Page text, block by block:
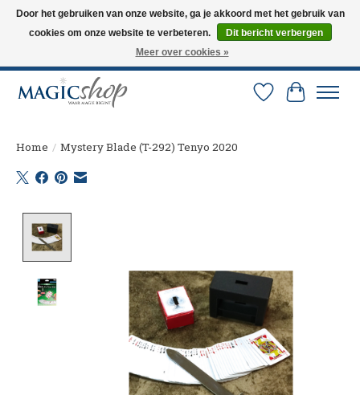
Altijd de nieuwste trucs op voorraad. Snelle verzending via PostNL en DHL.
Langskomen in onze winkel? Bel of mail om een afspraak te maken. 0251-
Verlanglijst
Home / Mystery Blade (T-292) Tenyo 2020
Door het gebruiken van onze website, ga je akkoord met het gebruik van
cookies om onze website te verbeteren.
Dit bericht verbergen
Meer over cookies »